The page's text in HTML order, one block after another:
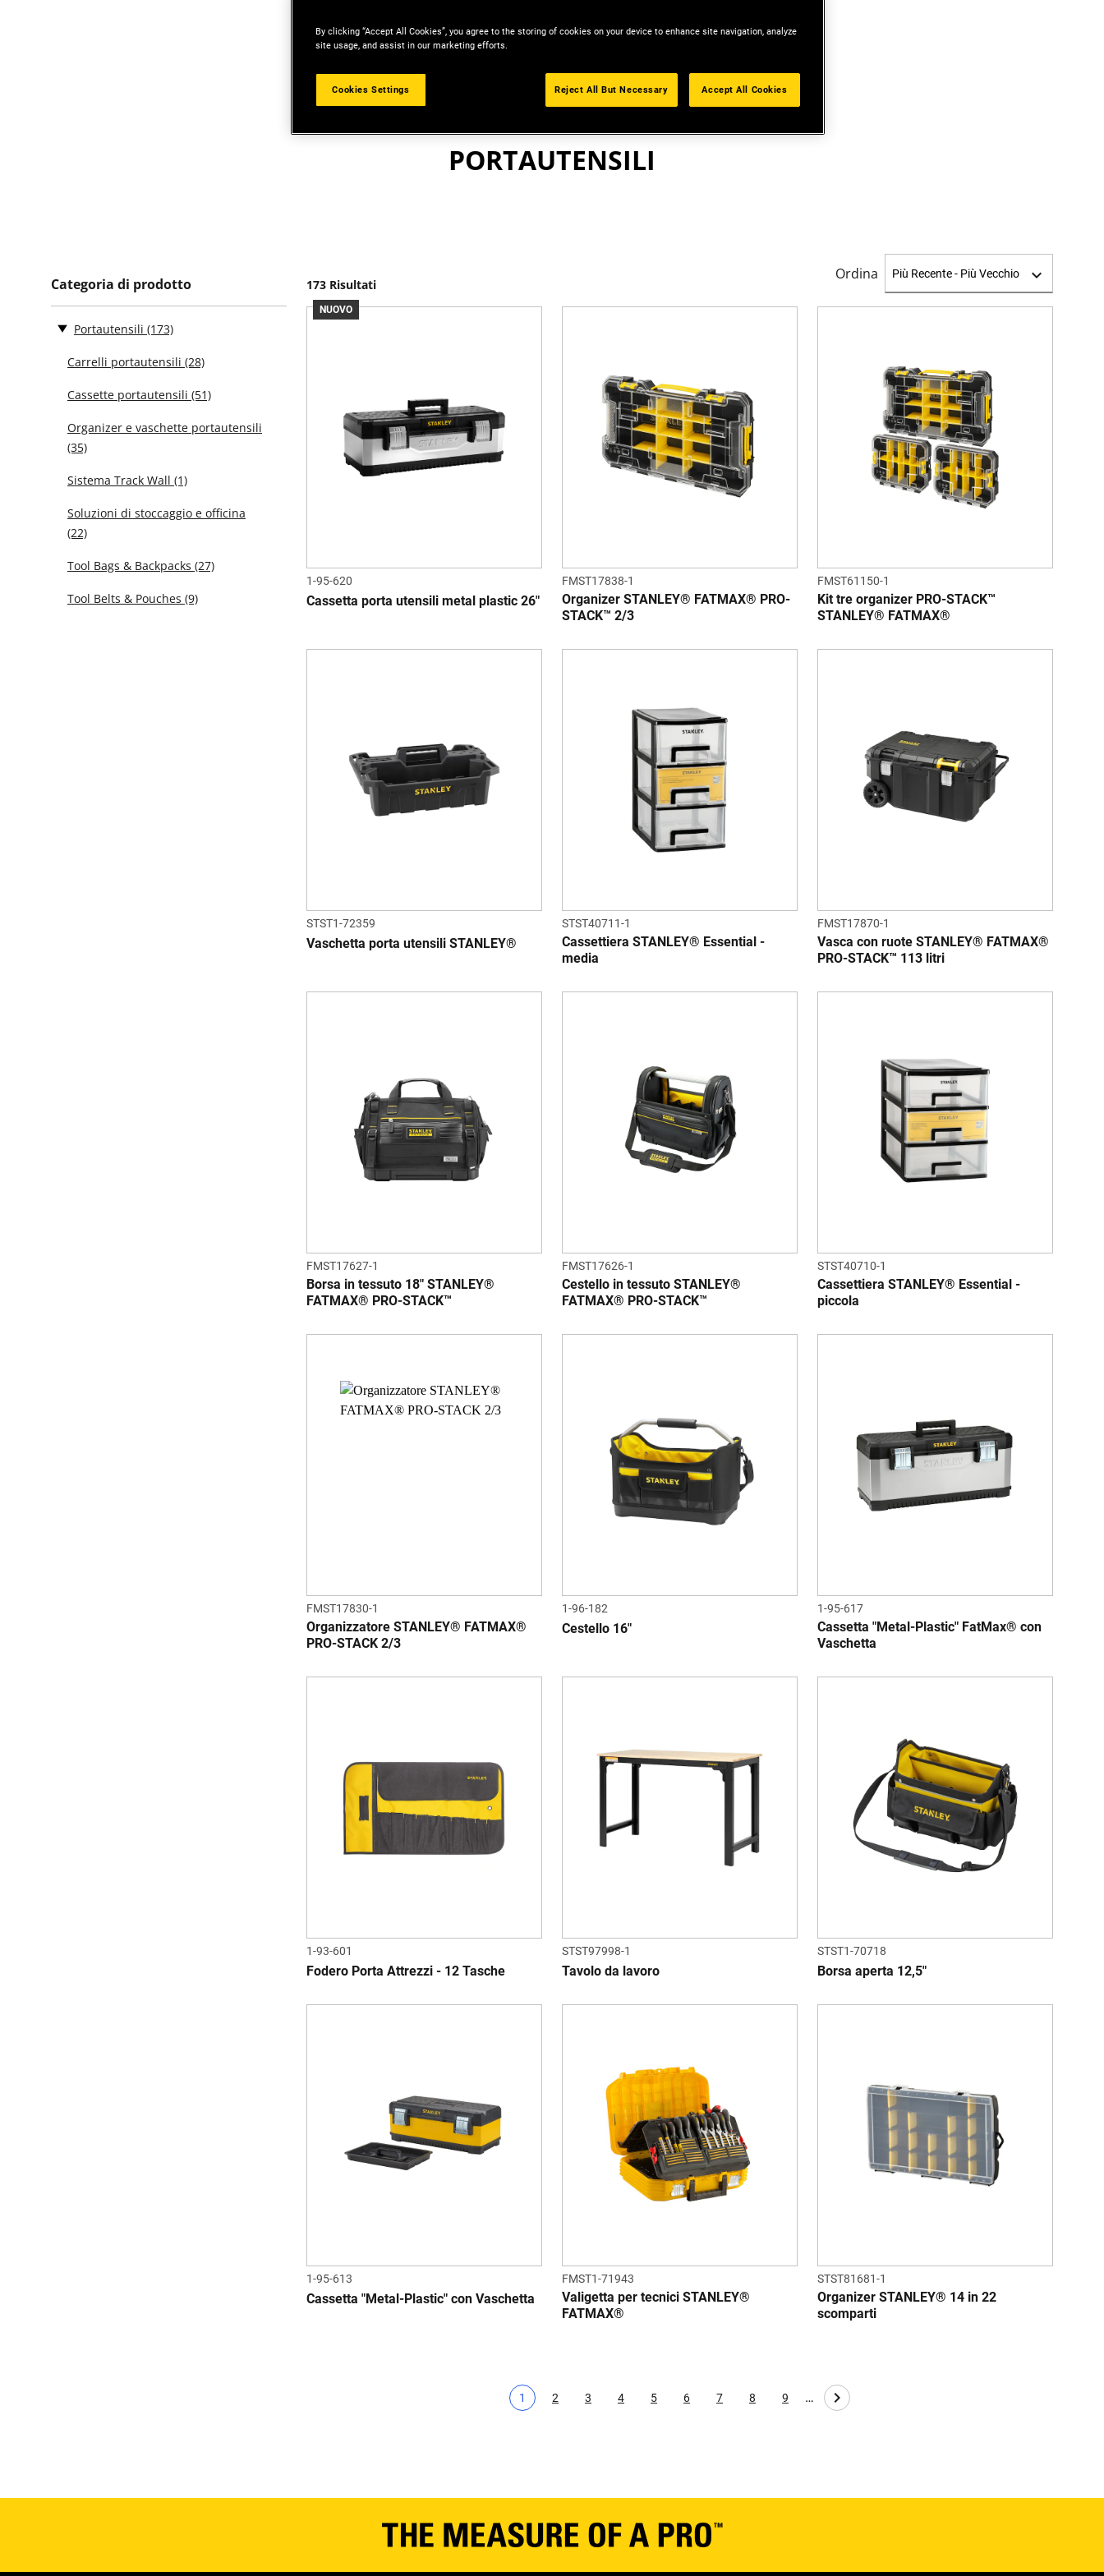
PORTAUTENSILI
Categoria di prodotto
Portautensili (173)
Carrelli portautensili (28)
Cassette portautensili (51)
Organizer e vaschette portautensili
(35)
Sistema Track Wall (1)
Soluzioni di stoccaggio e officina
(22)
Tool Bags & Backpacks (27)
Tool Belts & Pouches (9)
173 Risultati
Ordina
NUOVO
1-95-620
Cassetta porta utensili metal plastic 26"
FMST17838-1
Organizer STANLEY® FATMAX® PRO-
STACK™ 2/3
FMST61150-1
Kit tre organizer PRO-STACK™
STANLEY® FATMAX®
STST1-72359
Vaschetta porta utensili STANLEY®
STST40711-1
Cassettiera STANLEY® Essential -
media
FMST17870-1
Vasca con ruote STANLEY® FATMAX®
PRO-STACK™ 113 litri
FMST17627-1
Borsa in tessuto 18" STANLEY®
FATMAX® PRO-STACK™
FMST17626-1
Cestello in tessuto STANLEY®
FATMAX® PRO-STACK™
STST40710-1
Cassettiera STANLEY® Essential -
piccola
FMST17830-1
Organizzatore STANLEY® FATMAX®
PRO-STACK 2/3
1-96-182
Cestello 16"
1-95-617
Cassetta "Metal-Plastic" FatMax® con
Vaschetta
1-93-601
Fodero Porta Attrezzi - 12 Tasche
STST97998-1
Tavolo da lavoro
STST1-70718
Borsa aperta 12,5"
1-95-613
Cassetta "Metal-Plastic" con Vaschetta
FMST1-71943
Valigetta per tecnici STANLEY®
FATMAX®
STST81681-1
Organizer STANLEY® 14 in 22
scomparti
Pagina corrente
1
Page
2
Page
3
Page
4
Page
5
Page
6
Page
7
Page
8
Page
9 …
By clicking “Accept All Cookies”, you agree to the storing of cookies on your device to enhance site navigation, analyze
site usage, and assist in our marketing efforts.
Cookies Settings Reject All But Necessary Accept All Cookies